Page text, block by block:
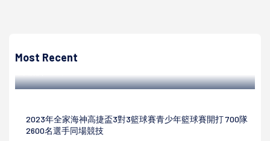
Most Recent
小時上限3人
2023年全家海神高捷盃3對3籃球賽青少年籃球賽開打 700隊
2600名選手同場競技